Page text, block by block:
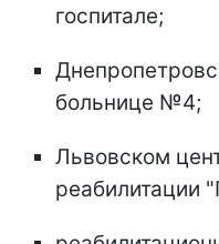
госпитале;
больнице №4;
Львовском
реабилитации